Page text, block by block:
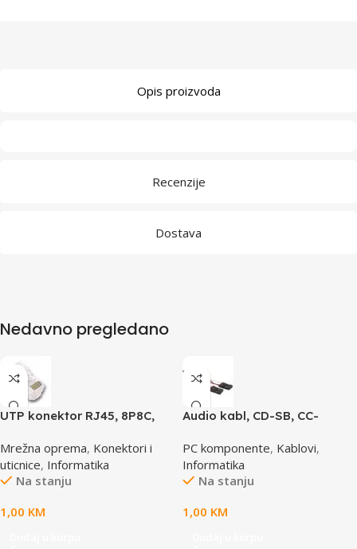
Opis proizvoda
Recenzije
Dostava
Nedavno pregledano
UTP konektor RJ45, 8P8C,
Mrežna oprema, Konektori i
uticnice, Informatika
Na stanju
1,00 KM
Audio kabl, CD-SB, CC-
PC komponente, Kablovi,
Informatika
Na stanju
1,00 KM